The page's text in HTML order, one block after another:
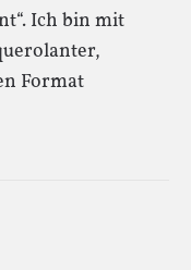
Ich bin mit
Format